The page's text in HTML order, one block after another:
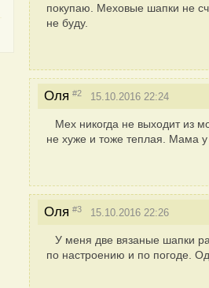
покупаю. Меховые шапки не
не буду.
Оля #2 15.10.2016 22:24
Мех никогда не выходит из
не хуже и тоже теплая. Мама
Оля #3 15.10.2016 22:26
У меня две вязаные шапки
по настроению и по погоде.